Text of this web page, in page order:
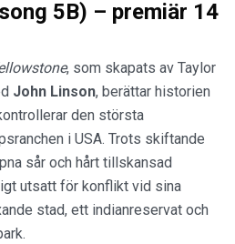
5B) – premiär 14
, som skapats av Taylor
John Linson, berättar historien
den största
i USA. Trots skiftande
sår och hårt tillskansad
utsatt för konflikt vid sina
stad, ett indianreservat och